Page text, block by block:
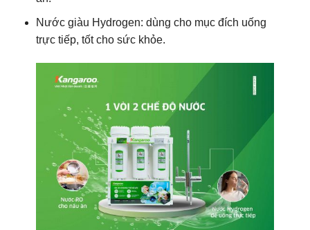
Công suất lọc vượt trội 18L/h
Vượt trội so với các mẫu để gầm cũ trên thị
trường, máy lọc nước Kangaroo KGHP12K có
công suất lọc lên tới 18L/h phục vụ thoải mái
nhu cầu sử dụng liên tục cho 4 – 6 người/ngày.
Không chỉ dùng để uống trực tiếp hàng ngày,